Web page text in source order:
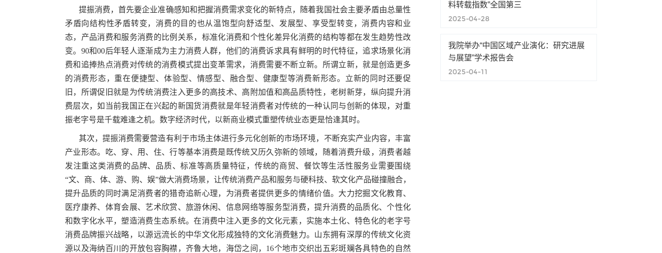
提振消费，首先要企业准确感知和把握消费需求变化的新特点，随着我国社会主要矛盾由总量性
矛盾向结构性矛盾转变，消费的目的也从温饱型向舒适型、发展型、享受型转变，消费内容和业
态，产品消费和服务消费的比例关系，标准化消费和个性化差异化消费的结构等都在发生趋势性改
变。90和00后年轻人逐渐成为主力消费人群，他们的消费诉求具有鲜明的时代特征，追求场景化消
费和追捧热点消费对传统的消费模式提出变革需求，消费需要不断立新。所谓立新，就是创造更多
的消费形态，重在便捷型、体验型、情感型、融合型、健康型等消费新形态。立新的同时还要促
旧，所谓促旧就是为传统消费注入更多的高技术、高附加值和高品质特性，老树新芽，纵向提升消
费层次，如当前我国正在兴起的新国货消费就是年轻消费者对传统的一种认同与创新的体现，对重
振老字号是千载难逢之机。数字经济时代，以新商业模式重塑传统业态更是恰逢其时。
其次，提振消费需要营造有利于市场主体进行多元化创新的市场环境，不断充实产业内容，丰富
产业形态。吃、穿、用、住、行等基本消费是既传统又历久弥新的领域，随着消费升级，消费者越
发注重这类消费的品牌、品质、标准等高质量特征，传统的商贸、餐饮等生活性服务业需要围绕
“文、商、体、游、购、娱”做大消费场景，让传统消费产品和服务与硬科技、软文化产品碰撞融合，
提升品质的同时满足消费者的猎奇追新心理，为消费者提供更多的情绪价值。大力挖掘文化教育、
医疗康养、体育会展、艺术欣赏、旅游休闲、信息网络等服务型消费，提升消费的品质化、个性化
和数字化水平，塑造消费生态系统。在消费中注入更多的文化元素，实施本土化、特色化的老字号
消费品牌振兴战略，以源远流长的中华文化形成独特的文化消费魅力。山东拥有深厚的传统文化资
源以及海纳百川的开放包容胸襟，齐鲁大地，海岱之间，16个地市交织出五彩斑斓各具特色的自然
料转载指数”全国第三
2025-04-28
我院举办“中国区域产业演化：研究进展
与展望”学术报告会
2025-04-11